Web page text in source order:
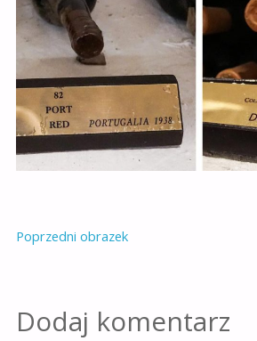
Poprzedni obrazek
Dodaj komentarz